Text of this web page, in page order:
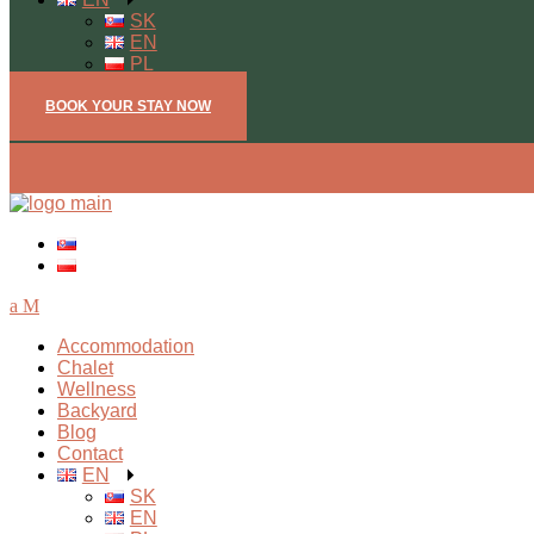
SK
EN
PL
BOOK YOUR STAY NOW
Open mobile menu
Accommodation
Chalet
Wellness
Backyard
Blog
Contact
EN
SK
EN